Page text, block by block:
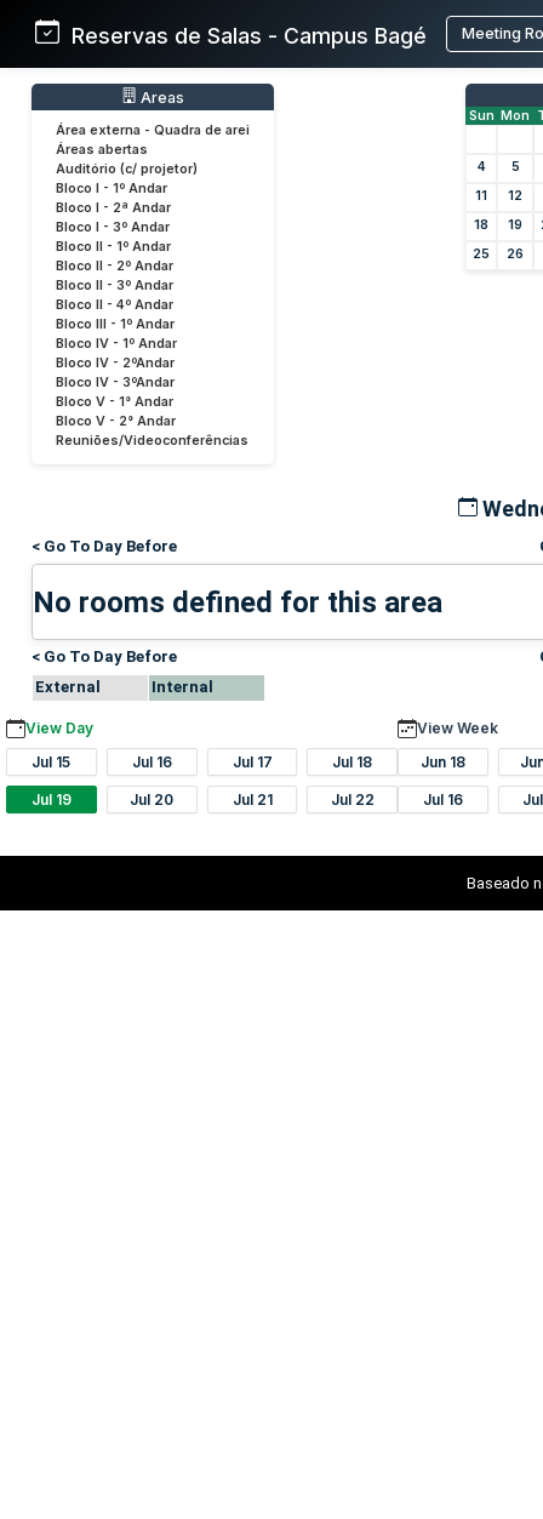
Reservas de Salas - Campus Bagé Meeting
Areas
Área externa - Quadra de arei
Áreas abertas
Auditório (c/ projetor)
Bloco I - 1º Andar
Bloco I - 2ª Andar
Bloco I - 3º Andar
Bloco II - 1º Andar
Bloco II - 2º Andar
Bloco II - 3º Andar
Bloco II - 4º Andar
Bloco III - 1º Andar
Bloco IV - 1º Andar
Bloco IV - 2ºAndar
Bloco IV - 3ºAndar
Bloco V - 1° Andar
Bloco V - 2° Andar
Reuniões/Videoconferências
Sun Mon
4
5
11
12
18
19
25
26
< Go To Day Before
No rooms defined for this area
< Go To Day Before
External
Internal
View Day
Jul 15
Jul 16 Jul 17 Jul 18
Jul 19 Jul 20 Jul 21 Jul 22
View Week
Jun 18
Jul 16
Baseado